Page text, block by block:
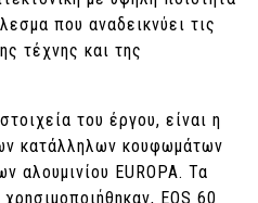
που αναδεικνύει τις
τέχνης και της
του έργου, είναι η
κατάλληλων κουφωμάτων
αλουμινίου EUROPA. Τα
EOS 60